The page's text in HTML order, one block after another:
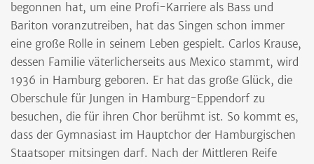
begonnen hat, um eine Profi-Karriere als Bass und
Bariton voranzutreiben, hat das Singen schon immer
eine große Rolle in seinem Leben gespielt. Carlos Krause,
dessen Familie väterlicherseits aus Mexico stammt, wird
1936 in Hamburg geboren. Er hat das große Glück, die
Oberschule für Jungen in Hamburg-Eppendorf zu
besuchen, die für ihren Chor berühmt ist. So kommt es,
dass der Gymnasiast im Hauptchor der Hamburgischen
Staatsoper mitsingen darf. Nach der Mittleren Reife